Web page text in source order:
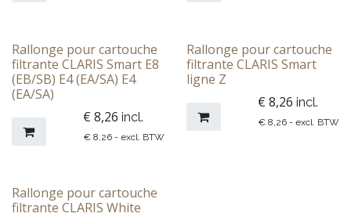
Rallonge pour cartouche
filtrante CLARIS Smart E8
(EB/SB) E4 (EA/SA) E4
(EA/SA)
€ 8,26 incl.
€ 8,26- excl. BTW
Rallonge pour cartouche
filtrante CLARIS Smart
ligne Z
€ 8,26 incl.
€ 8,26- excl. BTW
Rallonge pour cartouche
filtrante CLARIS White